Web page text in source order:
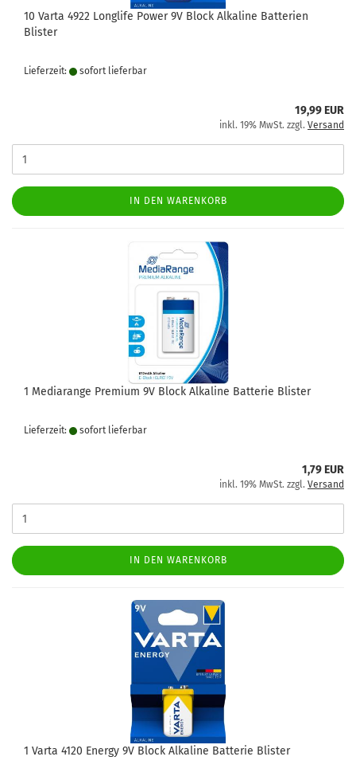
10 Varta 4922 Longlife Power 9V Block Alkaline Batterien
Blister
Lieferzeit: sofort lie­fer­bar
19,99 EUR
inkl. 19% MwSt. zzgl. Versand
IN DEN WARENKORB
1 Mediarange Premium 9V Block Alkaline Batterie Blister
Lieferzeit: sofort lie­fer­bar
1,79 EUR
inkl. 19% MwSt. zzgl. Versand
IN DEN WARENKORB
1 Varta 4120 Energy 9V Block Alkaline Batterie Blister